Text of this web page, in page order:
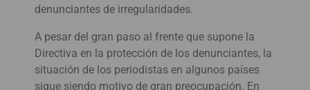
denunciantes de irregularidades.
A pesar del gran paso al frente que supone la
Directiva en la protección de los denunciantes, la
situación de los periodistas en algunos países
sigue siendo motivo de gran preocupación. En